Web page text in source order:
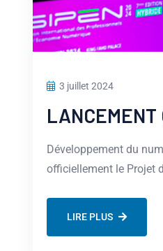
3 juillet 2024
LANCEMENT
Développement du
officiellement le Projet
LIRE PLUS